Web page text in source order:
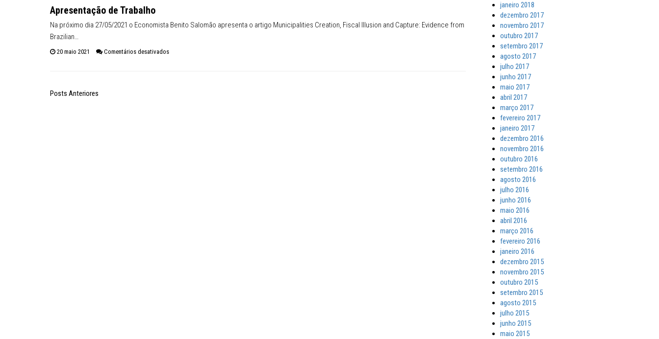
Apresentação de Trabalho
Na próximo dia 27/05/2021 o Economista Benito Salomão apresenta o artigo Municipalities Creation, Fiscal Illusion and Capture: Evidence from
Brazilian…
20 maio 2021 Comentários desativadosem Apresentação de Trabalho
Posts Anteriores
janeiro 2018
dezembro 2017
novembro 2017
outubro 2017
setembro 2017
agosto 2017
julho 2017
junho 2017
maio 2017
abril 2017
março 2017
fevereiro 2017
janeiro 2017
dezembro 2016
novembro 2016
outubro 2016
setembro 2016
agosto 2016
julho 2016
junho 2016
maio 2016
abril 2016
março 2016
fevereiro 2016
janeiro 2016
dezembro 2015
novembro 2015
outubro 2015
setembro 2015
agosto 2015
julho 2015
junho 2015
maio 2015